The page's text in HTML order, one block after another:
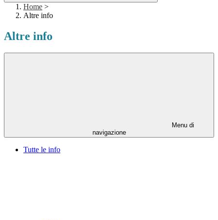
Home >
Altre info
Altre info
Menu di
navigazione
Tutte le info